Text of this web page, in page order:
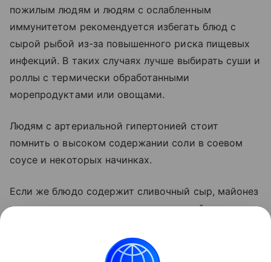
пожилым людям и людям с ослабленным
иммунитетом рекомендуется избегать блюд с
сырой рыбой из-за повышенного риска пищевых
инфекций. В таких случаях лучше выбирать суши и
роллы с термически обработанными
морепродуктами или овощами.
Людям с артериальной гипертонией стоит
помнить о высоком содержании соли в соевом
соусе и некоторых начинках.
Если же блюдо содержит сливочный сыр, майонез
или жареные ингредиенты, его калорийность и